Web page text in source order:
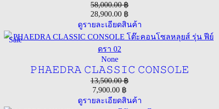
58,000.00฿
28,900.00 ฿
ดูรายละเอียดสินค้า
Sale
None
𝙿𝙷𝙰𝙴𝙳𝚁𝙰 𝙲𝙻𝙰𝚂𝚂𝙸𝙲 𝙲𝙾𝙽𝚂𝙾𝙻𝙴
13,500.00฿
7,900.00 ฿
ดูรายละเอียดสินค้า